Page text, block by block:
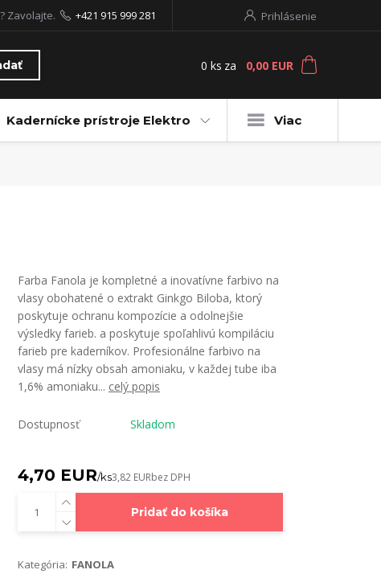
Prihlásenie
Zavolajte. +421 915 999 281
0 ks za 0,00 EUR
Kadernícke prístroje Elektro Viac
Farba Fanola je kompletné a inovatívne farbivo na
vlasy obohatené o extrakt Ginkgo Biloba, ktorý
poskytuje ochranu kompozície a odolnejšie
výsledky farieb. a poskytuje spoľahlivú kompiláciu
farieb pre kaderníkov. Profesionálne farbivo na
vlasy má nízky obsah amoniaku, v každej tube iba
1,6% amoniaku... celý popis
Dostupnosť Skladom
4,70 EUR/ks3,82 EURbez DPH
Pridať do košíka
Kategória: FANOLA